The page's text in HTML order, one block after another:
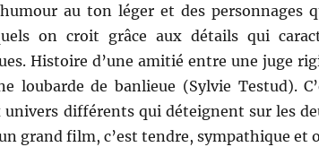
au ton léger et des personnages
on croit grâce aux détails qui
Histoire d’une amitié entre une juge
loubarde de banlieue (Sylvie Testud).
univers différents qui déteignent sur les
grand film, c’est tendre, sympathique et